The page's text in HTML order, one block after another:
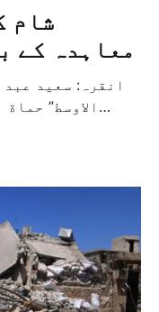
شام
معاہدہ کے
انقرہ: سعید
الاوسط”
معاونین کے تیس
علاقہ قائم کرنے کے سلسلہ میں ترکی […]